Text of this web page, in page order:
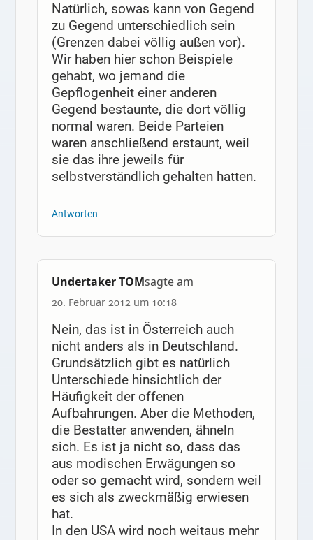
Natürlich, sowas kann von Gegend
zu Gegend unterschiedlich sein
(Grenzen dabei völlig außen vor).
Wir haben hier schon Beispiele
gehabt, wo jemand die
Gepflogenheit einer anderen
Gegend bestaunte, die dort völlig
normal waren. Beide Parteien
waren anschließend erstaunt, weil
sie das ihre jeweils für
selbstverständlich gehalten hatten.
Antworten
Undertaker TOMsagte am
20. Februar 2012 um 10:18
Nein, das ist in Österreich auch
nicht anders als in Deutschland.
Grundsätzlich gibt es natürlich
Unterschiede hinsichtlich der
Häufigkeit der offenen
Aufbahrungen. Aber die Methoden,
die Bestatter anwenden, ähneln
sich. Es ist ja nicht so, dass das
aus modischen Erwägungen so
oder so gemacht wird, sondern weil
es sich als zweckmäßig erwiesen
hat.
In den USA wird noch weitaus mehr